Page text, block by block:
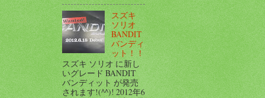
スズキ
ソリオ
BANDIT
バンディ
ット！！
スズキ ソリオ に新し
いグレード BANDIT
バンディット が発売
されます!(^^)! 2012年6